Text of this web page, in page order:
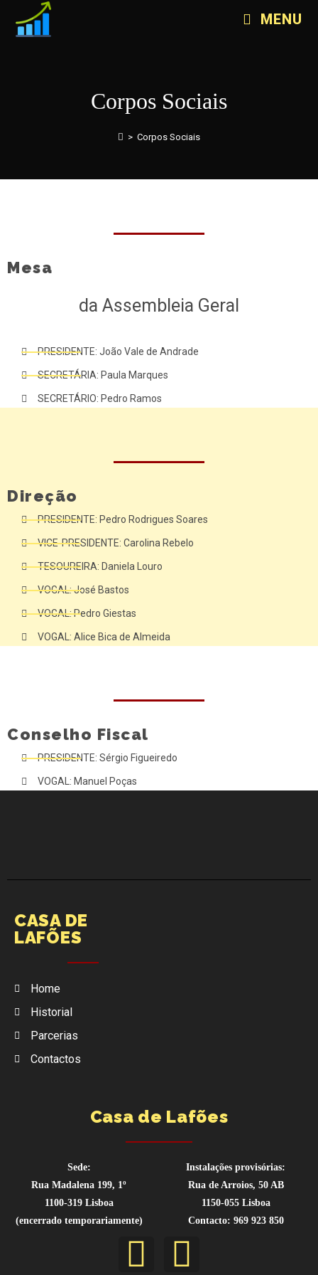
MENU
Corpos Sociais
> Corpos Sociais
Mesa
da Assembleia Geral
PRESIDENTE: João Vale de Andrade
SECRETÁRIA: Paula Marques
SECRETÁRIO: Pedro Ramos
Direção
PRESIDENTE: Pedro Rodrigues Soares
VICE-PRESIDENTE: Carolina Rebelo
TESOUREIRA: Daniela Louro
VOGAL: José Bastos
VOGAL: Pedro Giestas
VOGAL: Alice Bica de Almeida
Conselho Fiscal
PRESIDENTE: Sérgio Figueiredo
VOGAL: Manuel Poças
CASA DE
LAFÕES
Home
Historial
Parcerias
Contactos
Casa de Lafões
Sede:
Rua Madalena 199, 1º
1100-319 Lisboa
(encerrado temporariamente)
Instalações provisórias:
Rua de Arroios, 50 AB
1150-055 Lisboa
Contacto: 969 923 850